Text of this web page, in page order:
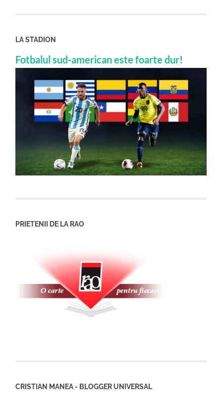
LA STADION
Fotbalul sud-american este foarte dur!
PRIETENII DE LA RAO
CRISTIAN MANEA - BLOGGER UNIVERSAL